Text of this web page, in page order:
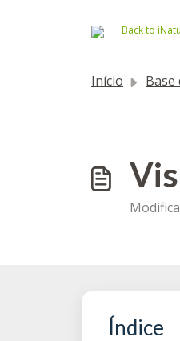
Back to
Início Base de
Índice